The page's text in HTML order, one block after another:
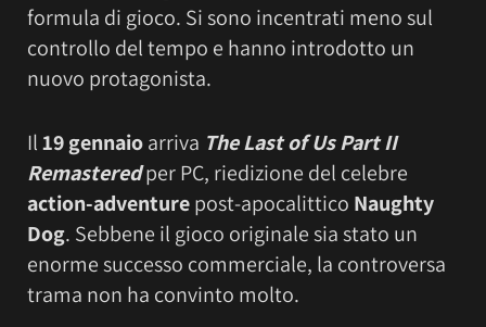
formula di gioco. Si sono incentrati meno sul
controllo del tempo e hanno introdotto un
nuovo protagonista.
Il19 gennaioarriva The Last of Us Part II
Remasteredper PC, riedizione del celebre
action-adventurepost-apocalittico Naughty
Dog. Sebbene il gioco originale sia stato un
enorme successo commerciale, la controversa
trama non ha convinto molto.